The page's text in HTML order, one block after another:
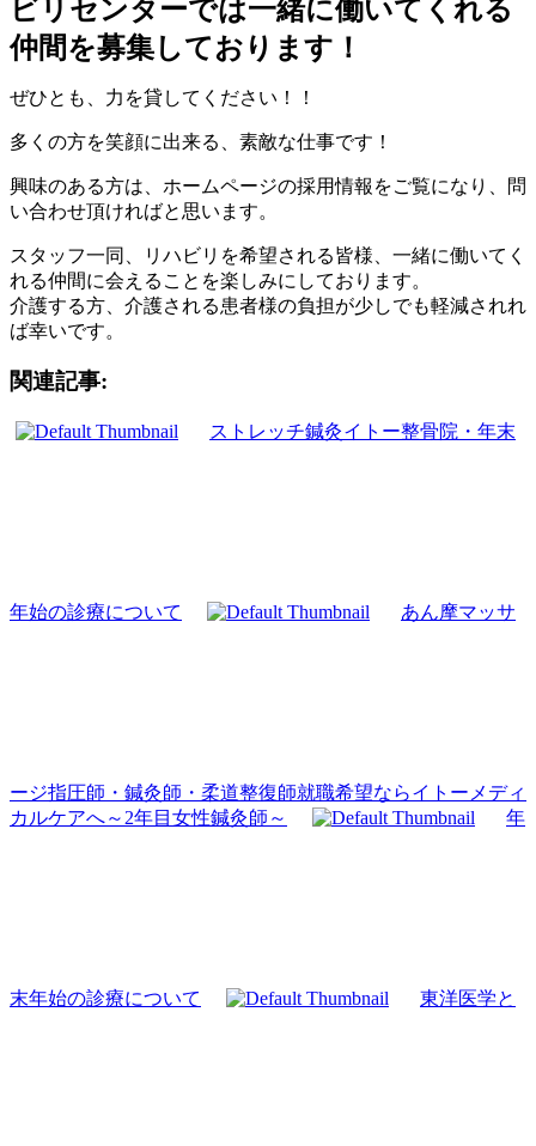
ビリセンターでは一緒に働いてくれる
仲間を募集しております！
ぜひとも、力を貸してください！！
多くの方を笑顔に出来る、素敵な仕事です！
興味のある方は、ホームページの採用情報をご覧になり、問
い合わせ頂ければと思います。
スタッフ一同、リハビリを希望される皆様、一緒に働いてく
れる仲間に会えることを楽しみにしております。
介護する方、介護される患者様の負担が少しでも軽減されれ
ば幸いです。
関連記事:
ストレッチ鍼灸イトー整骨院・年末
年始の診療について あん摩マッサ
ージ指圧師・鍼灸師・柔道整復師就職希望ならイトーメディ
カルケアへ～2年目女性鍼灸師～
年
末年始の診療について 東洋医学と